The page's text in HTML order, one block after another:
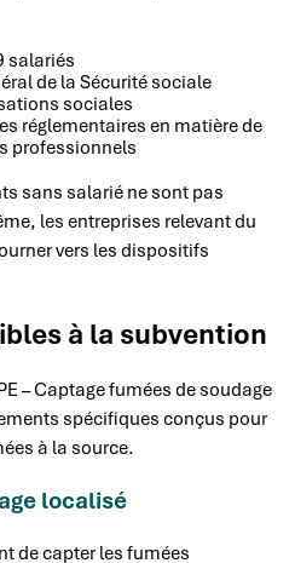
salariés
de la Sécurité sociale
sociales
réglementaires en matière de
professionnels
sans salarié ne sont pas
les entreprises relevant du
vers les dispositifs
à la subvention
– Captage fumées de soudage
spécifiques conçus pour
à la source.
localisé
de capter les fumées